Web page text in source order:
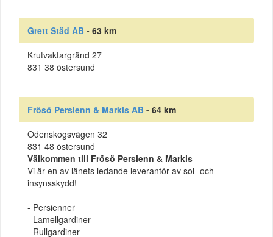
Grett Städ AB - 63 km
Krutvaktargränd 27
831 38 östersund
Frösö Persienn & Markis AB - 64 km
Odenskogsvägen 32
831 48 östersund
Välkommen till Frösö Persienn & Markis
Vi är en av länets ledande leverantör av sol- och
insynsskydd!
- Persienner
- Lamellgardiner
- Rullgardiner